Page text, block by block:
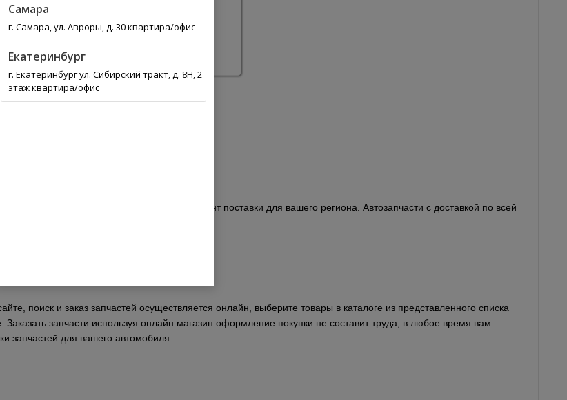
Выберите из списка оптимальный вариант поставки для вашего региона. Автозапчасти с доставкой по всей
TOYOTA по каталогу.
поиск и заказ запчастей осуществляется онлайн, выберите товары в каталоге из представленного списка
запчасти используя онлайн магазин оформление покупки не составит труда, в любое время вам
запчастей для вашего автомобиля.
Самара
г. Самара, ул. Авроры, д. 30 квартира/офис
Екатеринбург
г. Екатеринбург ул. Сибирский тракт, д. 8Н, 2
этаж квартира/офис